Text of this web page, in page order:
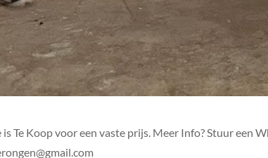
Te Koop voor een vaste prijs. Meer Info? Stuur een